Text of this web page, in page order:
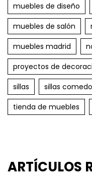
muebles de diseño
muebles de salón
muebles madrid
proyectos de
sillas
sillas
tienda de muebles
ARTÍCULOS